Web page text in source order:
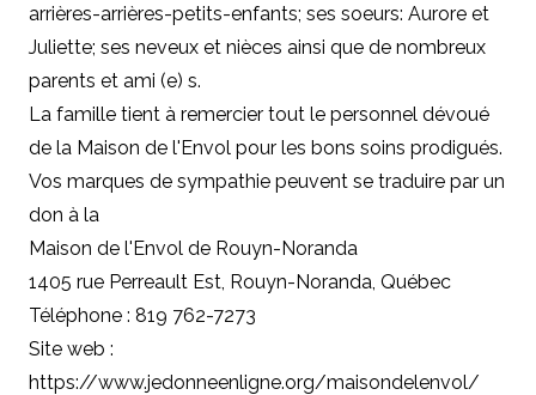
arrières-arrières-petits-enfants; ses soeurs: Aurore et
Juliette; ses neveux et nièces ainsi que de nombreux
parents et ami (e) s.
La famille tient à remercier tout le personnel dévoué
de la Maison de l'Envol pour les bons soins prodigués.
Vos marques de sympathie peuvent se traduire par un
don à la
Maison de l'Envol de Rouyn-Noranda
1405 rue Perreault Est, Rouyn-Noranda, Québec
Téléphone : 819 762-7273
Site web :
https://www.jedonneenligne.org/maisondelenvol/